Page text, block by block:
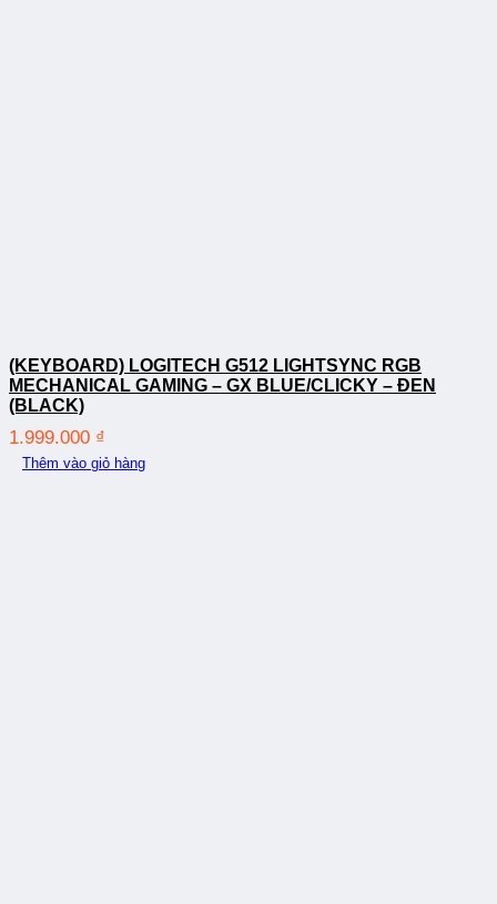
(KEYBOARD) LOGITECH G512 LIGHTSYNC RGB
MECHANICAL GAMING – GX BLUE/CLICKY – ĐEN
(BLACK)
1.999.000 ₫
Thêm vào giỏ hàng